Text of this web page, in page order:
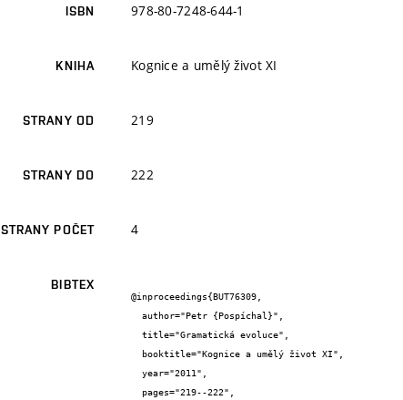
ISBN 978-80-7248-644-1
KNIHA Kognice a umělý život XI
STRANY OD 219
STRANY DO 222
STRANY POČET 4
BIBTEX
@inproceedings{BUT76309,